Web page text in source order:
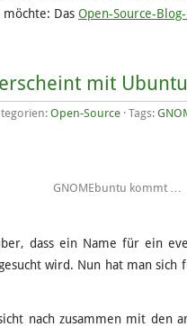
Das Open-Source-
mit
Open-Source · Tags:
GNOMEbuntu kommt …
dass ein Name für ein
wird. Nun hat man
nach zusammen mit den